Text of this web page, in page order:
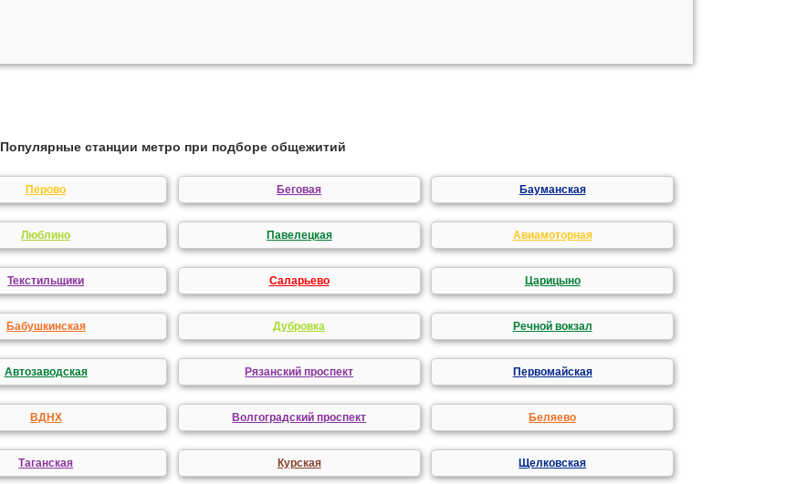
Популярные станции метро при подборе общежитий
Перово Беговая Бауманская
Люблино Павелецкая Авиамоторная
Текстильщики Саларьево Царицыно
Бабушкинская Дубровка Речной вокзал
Автозаводская Рязанский проспект Первомайская
ВДНХ Волгоградский проспект Беляево
Таганская Курская Щелковская